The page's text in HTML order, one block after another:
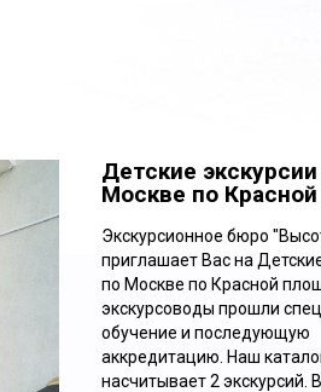
Ежедневно
ОБЗОРНАЯ
НАСТОЯЩЕЙ
Детские
Москве по
Экскурсионное бюро
приглашает Вас на
по Москве по Красной
экскурсоводы прошли
обучение и последующую
аккредитацию. Наш
насчитывает 2 экскурсий.